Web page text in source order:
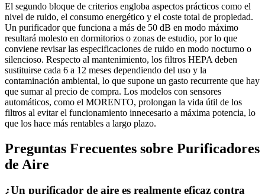
El segundo bloque de criterios engloba aspectos prácticos como el
nivel de ruido, el consumo energético y el coste total de propiedad.
Un purificador que funciona a más de 50 dB en modo máximo
resultará molesto en dormitorios o zonas de estudio, por lo que
conviene revisar las especificaciones de ruido en modo nocturno o
silencioso. Respecto al mantenimiento, los filtros HEPA deben
sustituirse cada 6 a 12 meses dependiendo del uso y la
contaminación ambiental, lo que supone un gasto recurrente que hay
que sumar al precio de compra. Los modelos con sensores
automáticos, como el MORENTO, prolongan la vida útil de los
filtros al evitar el funcionamiento innecesario a máxima potencia, lo
que los hace más rentables a largo plazo.
Preguntas Frecuentes sobre Purificadores
de Aire
¿Un purificador de aire es realmente eficaz contra